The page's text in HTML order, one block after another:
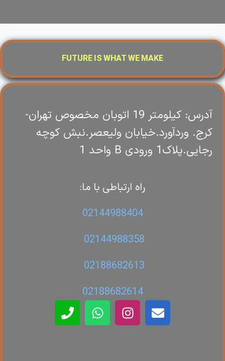
FUTURE IS WHAT WE MAKE
آدرس: کیلومتر 19 اتوبان مخصوص تهران-
کرج. وردآورد.خیابان ولیعصر.نبش کوچه
رجایی.پلاک1 ورودی B واحد 1
راه ارتباطی با ما:
02144988404
02144988358
02188682613
02188682614